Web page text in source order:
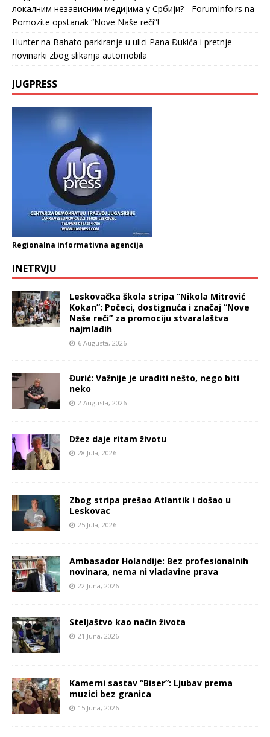
локалним независним медијима у Србији? - ForumInfo.rs na
Pomozite opstanak “Nove Naše reči”!
Hunterna Bahato parkiranje u ulici Pana Đukića i pretnje
novinarki zbog slikanja automobila
JUGPRESS
Regionalna informativna agencija
INETRVJU
Leskovačka škola stripa “Nikola Mitrović
Kokan”: Počeci, dostignuća i značaj “Nove
Naše reči” za promociju stvaralaštva
najmlađih
6 Augusta, 2026
Đurić: Važnije je uraditi nešto, nego biti
neko
2 Augusta, 2026
Džez daje ritam životu
28 Jula, 2026
Zbog stripa prešao Atlantik i došao u
Leskovac
25 Jula, 2026
Ambasador Holandije: Bez profesionalnih
novinara, nema ni vladavine prava
22 Juna, 2026
Steljaštvo kao način života
21 Juna, 2026
Kamerni sastav “Biser”: Ljubav prema
muzici bez granica
15 Juna, 2026